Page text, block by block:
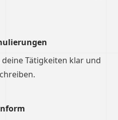
Tätigkeiten klar und